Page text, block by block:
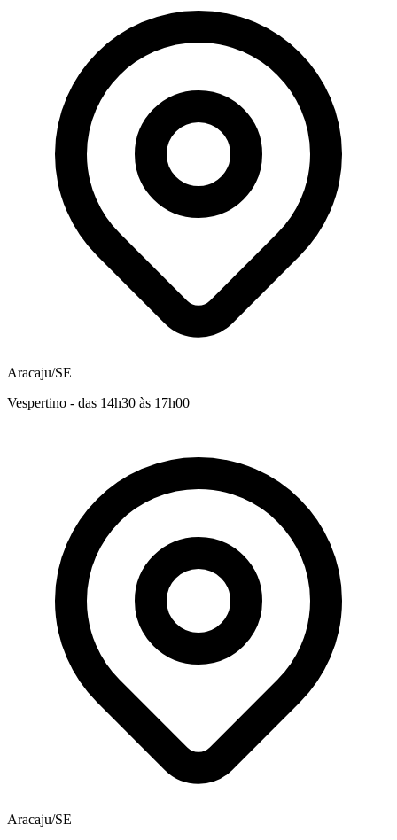
Aracaju/SE
Vespertino - das 14h30 às 17h00
Aracaju/SE